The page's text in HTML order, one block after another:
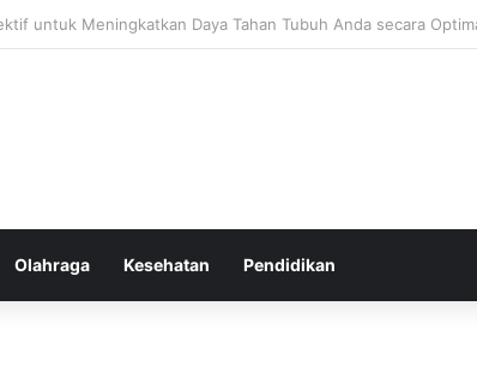
Ekspektasi Diri untuk Kesehatan Mental yang Lebih Seimbang
Olahraga Kesehatan Pendidikan